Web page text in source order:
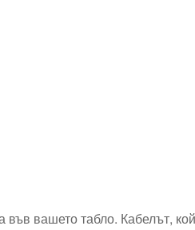
вашето табло. Кабелът,